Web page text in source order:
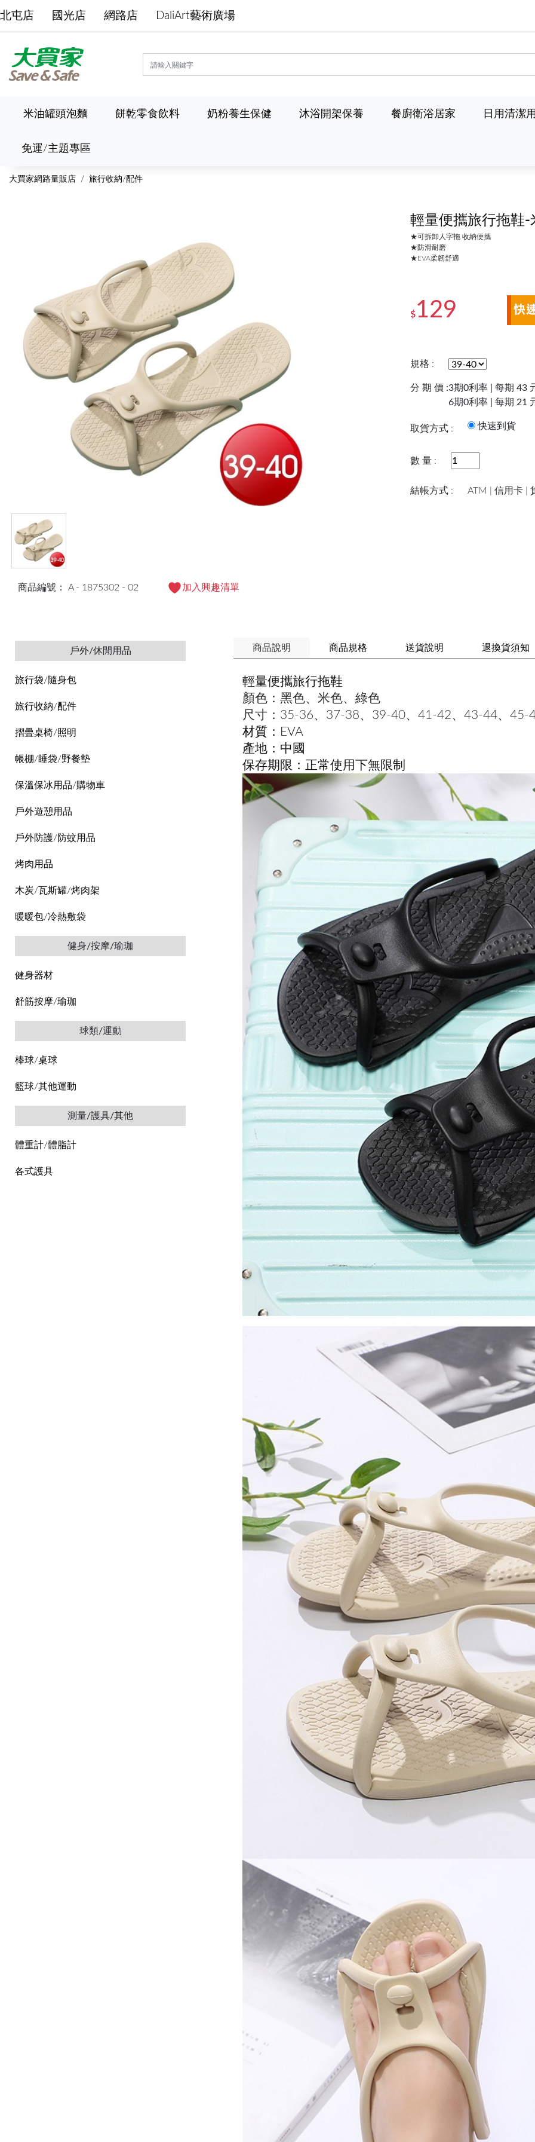
北屯店 國光店 網路店 DaliArt藝術廣場
米油罐頭泡麵 餅乾零食飲料 奶粉養生保健 沐浴開架保養 餐廚衛浴居家 日用清潔
免運/主題專區
大買家網路量販店 旅行收納/配件
商品編號： A - 1875302 - 02 加入興趣清單
輕量便攜旅行拖鞋
★可拆卸人字拖 收納便攜
★防滑耐磨
★EVA柔韌舒適
$129
規格 :
分 期 價 :3期0利率 | 每期 43
6期0利率 | 每期 21
取貨方式 : 快速到
數 量 :
結帳方式 : ATM | 信用卡 |
戶外/休閒用品
旅行袋/隨身包
旅行收納/配件
摺疊桌椅/照明
帳棚/睡袋/野餐墊
保溫保冰用品/購物車
戶外遊憩用品
戶外防護/防蚊用品
烤肉用品
木炭/瓦斯罐/烤肉架
暖暖包/冷熱敷袋
健身/按摩/瑜珈
健身器材
舒筋按摩/瑜珈
球類/運動
棒球/桌球
籃球/其他運動
測量/護具/其他
體重計/體脂計
各式護具
商品說明 商品規格 送貨說明 退換貨須知
輕量便攜旅行拖鞋
顏色：黑色、米色、綠色
尺寸：35-36、37-38、39-40、41-42、43-44、45-
材質：EVA
產地：中國
保存期限：正常使用下無限制